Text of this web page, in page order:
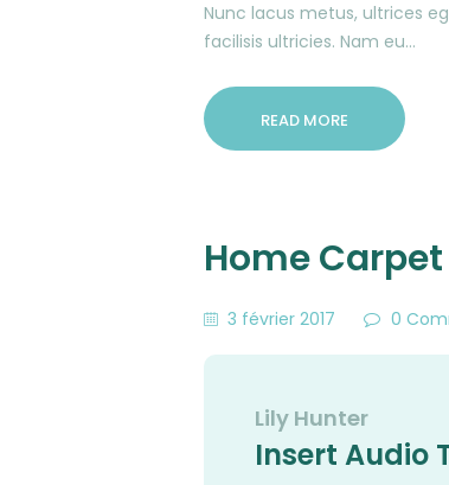
Nunc lacus metus, ultrices
facilisis ultricies. Nam eu…
READ MORE
Home
3 février 2017 0
Lily Hunter
Insert Audio